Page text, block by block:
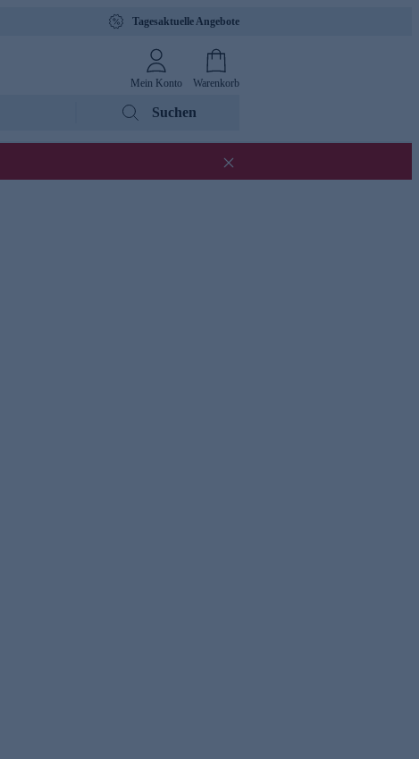
Tagesaktuelle Angebote
Mein Konto Warenkorb
Suchen